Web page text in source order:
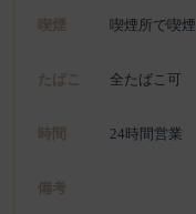
喫煙 喫煙所で喫煙
たばこ 全たばこ可
時間 24時間営業
備考